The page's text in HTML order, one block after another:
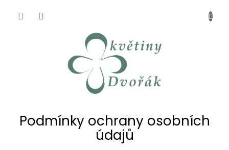
KOŠÍK
Podmínky ochrany osobních
údajů